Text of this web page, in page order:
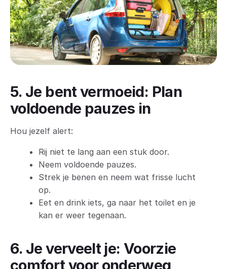
5. Je bent vermoeid: Plan
voldoende pauzes in
Hou jezelf alert:
Rij niet te lang aan een stuk door.
Neem voldoende pauzes.
Strek je benen en neem wat frisse lucht
op.
Eet en drink iets, ga naar het toilet en je
kan er weer tegenaan.
6. Je verveelt je: Voorzie
comfort voor onderweg